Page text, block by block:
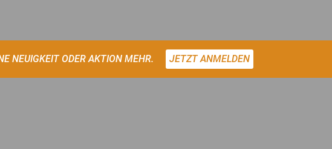
NEUIGKEIT ODER AKTION MEHR. JETZT ANMELDEN